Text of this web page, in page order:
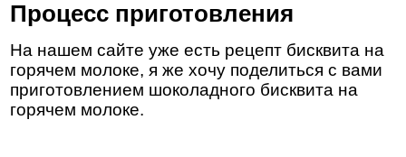
Процесс приготовления
На нашем сайте уже есть рецепт бисквита на
горячем молоке, я же хочу поделиться с вами
приготовлением шоколадного бисквита на
горячем молоке.